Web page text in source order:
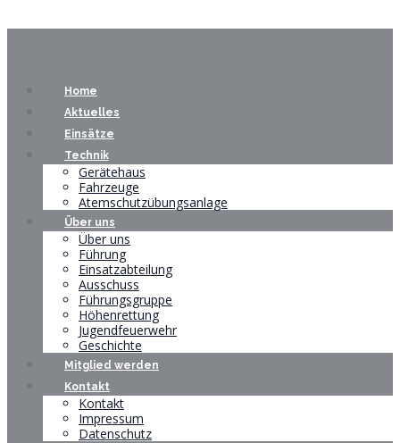
Home
Aktuelles
Einsätze
Technik
Gerätehaus
Fahrzeuge
Atemschutzübungsanlage
Über uns
Über uns
Führung
Einsatzabteilung
Ausschuss
Führungsgruppe
Höhenrettung
Jugendfeuerwehr
Geschichte
Mitglied werden
Kontakt
Kontakt
Impressum
Datenschutz